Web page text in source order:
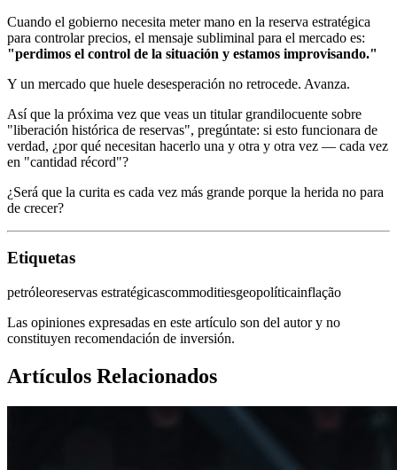
Cuando el gobierno necesita meter mano en la reserva estratégica
para controlar precios, el mensaje subliminal para el mercado es:
"perdimos el control de la situación y estamos improvisando."
Y un mercado que huele desesperación no retrocede. Avanza.
Así que la próxima vez que veas un titular grandilocuente sobre
"liberación histórica de reservas", pregúntate: si esto funcionara de
verdad, ¿por qué necesitan hacerlo una y otra y otra vez — cada vez
en "cantidad récord"?
¿Será que la curita es cada vez más grande porque la herida no para
de crecer?
Etiquetas
petróleoreservas estratégicascommoditiesgeopolíticainflação
Las opiniones expresadas en este artículo son del autor y no
constituyen recomendación de inversión.
Artículos Relacionados